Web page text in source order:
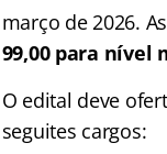
março de 2026.
99,00 para nível
O edital deve
seguites cargos: